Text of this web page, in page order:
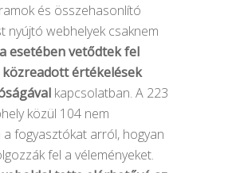
és összehasonlító
nyújtó webhelyek csaknem
esetében vetődtek fel
közreadott értékelések
kapcsolatban. A 223
közül 104 nem
fogyasztókat arról, hogyan
fel a véleményeket.